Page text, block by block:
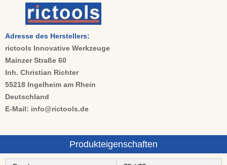
Adresse des Herstellers:
rictools Innovative Werkzeuge
Mainzer Straße 60
Inh. Christian Richter
55218 Ingelheim am Rhein
Deutschland
E-Mail: info@rictools.de
Produkteigenschaften